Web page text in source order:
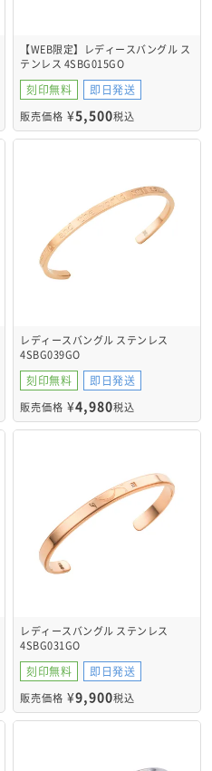
【WEB限定】レディースバングル ス
テンレス 4SBG015GO
刻印無料 即日発送
販売価格 ¥5,500税込
レディースバングル ステンレス
4SBG039GO
刻印無料 即日発送
販売価格 ¥4,980税込
レディースバングル ステンレス
4SBG031GO
刻印無料 即日発送
販売価格 ¥9,900税込